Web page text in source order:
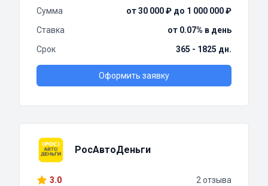
Сумма
от 30 000 ₽ до 1 000 000 ₽
Ставка
от 0.07% в день
Срок
365 - 1825 дн.
Оформить заявку
РосАвтоДеньги
3.0 2 отзыва